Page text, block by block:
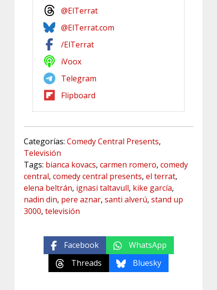
@ElTerrat
@ElTerrat.com
/ElTerrat
iVoox
Telegram
Flipboard
Categorías:Comedy Central Presents,
Televisión
Tags: bianca kovacs,carmen romero,comedy
central,comedy central presents,el terrat,
elena beltrán, ignasi taltavull, kike garcía,
nadin din, pere aznar,santi alverú,stand up
3000,televisión
Facebook
WhatsApp
Threads
Bluesky